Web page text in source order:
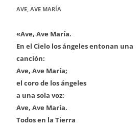
AVE, AVE MARÍA
«Ave, Ave María.
En el Cielo los ángeles entonan una
canción:
Ave, Ave María;
el coro de los ángeles
a una sola voz:
Ave, Ave María.
Todos en la Tierra